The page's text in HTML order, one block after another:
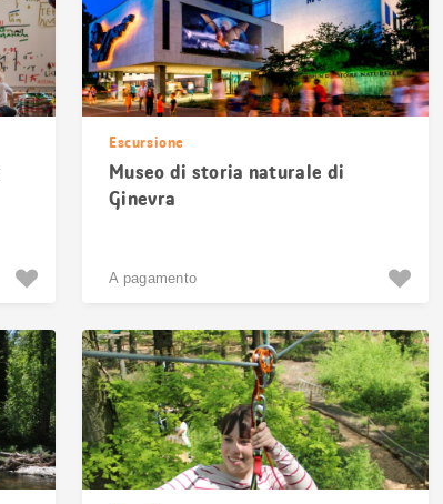
Escursione
Museo di storia naturale di
Ginevra
A pagamento